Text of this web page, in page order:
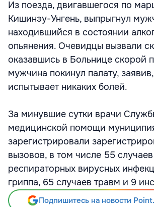
Из поезда, двигавшегося по
Кишинэу-Унгень, выпрыгнул
находившийся в состоянии
опьянения. Очевидцы вызвали
оказавшись в Больнице скорой
мужчина покинул палату,
испытывает никаких болей.
За минувшие сутки врачи
медицинской помощи
зарегистрировали
вызовов, в том числе 55
респираторных вирусных
гриппа, 65 случаев травм и 9
Подпишитесь на новости